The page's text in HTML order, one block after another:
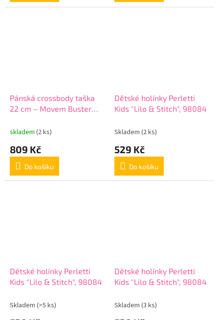
Pánská crossbody taška
22 cm – Movem Buster
skladem (2 ks)
809 Kč
Do košíku
Dětské holínky Perletti
Kids "Lilo & Stitch", 98084
Skladem (2 ks)
529 Kč
Do košíku
Dětské holínky Perletti
Kids "Lilo & Stitch", 98084
Skladem (>5 ks)
Dětské holínky Perletti
Kids "Lilo & Stitch", 98084
Skladem (3 ks)